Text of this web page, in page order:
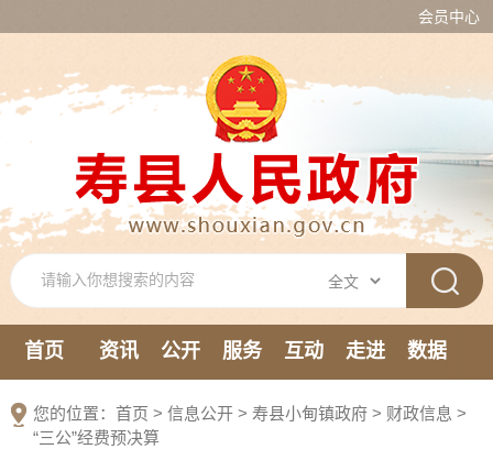
会员中心
首页 资讯 公开 服务 互动 走进
数据
您的位置： 首页 > 信息公开 > 寿县小甸镇政府 > 财政信息 >
“三公”经费预决算